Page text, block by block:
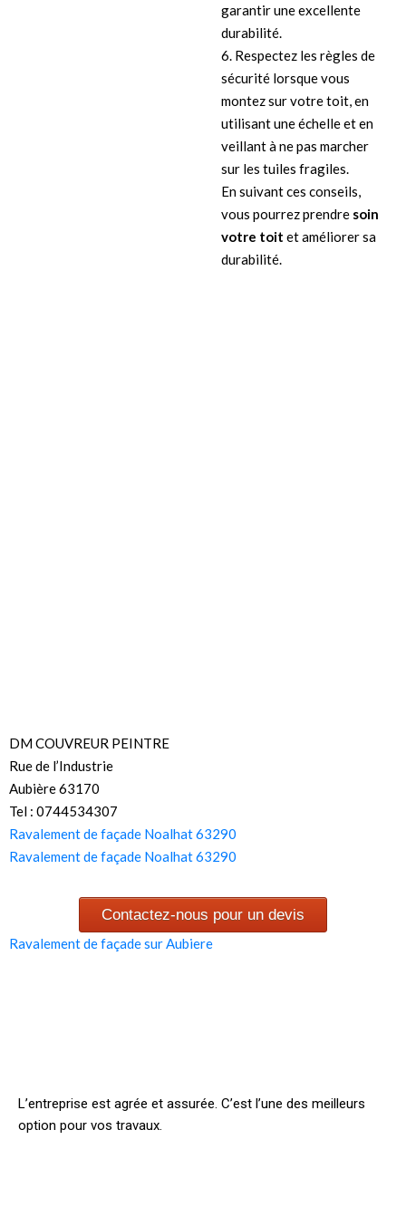
garantir une excellente
durabilité.
6. Respectez les règles de
sécurité lorsque vous
montez sur votre toit, en
utilisant une échelle et en
veillant à ne pas marcher
sur les tuiles fragiles.
En suivant ces conseils,
vous pourrez prendre soin
votre toit et améliorer sa
durabilité.
DM COUVREUR PEINTRE
Rue de l’Industrie
Aubière 63170
Tel : 0744534307
Ravalement de façade Noalhat 63290
Ravalement de façade Noalhat 63290
Contactez-nous pour un devis
Ravalement de façade sur Aubiere
L’entreprise est agrée et assurée. C’est l’une des meilleurs
option pour vos travaux.